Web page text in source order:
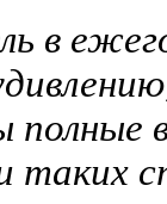
в
полные